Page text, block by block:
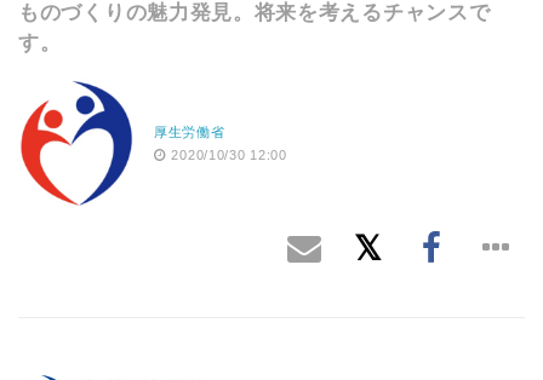
ものづくりの魅力発見。将来を考えるチャンスで
す。
厚生労働省
2020/10/30 12:00